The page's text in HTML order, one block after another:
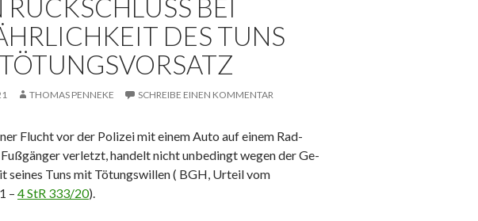
RÜCKSCHLUSS BEI
DES TUNS
THOMAS PENNEKE SCHREIBE EINEN KOMMENTAR
Flucht vor der Po­li­zei mit einem Auto auf einem Rad­
ver­letzt, han­delt nicht unbedingt wegen der Ge­
sei­nes Tuns mit Tö­tungs­wil­len ( BGH, Urteil vom
– 4 StR 333/20).